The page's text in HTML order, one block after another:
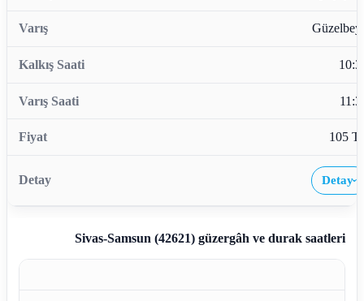
105
Detay›
Sivas-Samsun (42621)güzergâh ve durak saatleri